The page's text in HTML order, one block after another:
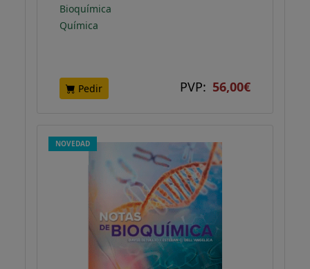
Bioquímica
Química
Pedir PVP: 56,00€
NOVEDAD